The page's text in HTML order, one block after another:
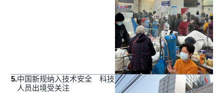
5.中国新规纳入技术安全 科技
人员出境受关注